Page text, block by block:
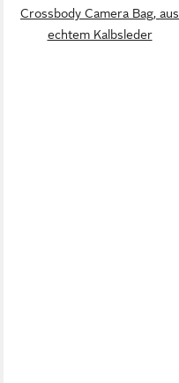
Crossbody Camera Bag, aus
echtem Kalbsleder